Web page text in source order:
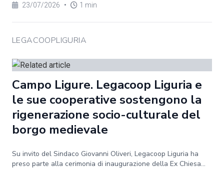
23/07/2026 • 1 min
LEGACOOPLIGURIA
Campo Ligure. Legacoop Liguria e
le sue cooperative sostengono la
rigenerazione socio-culturale del
borgo medievale
Su invito del Sindaco Giovanni Oliveri, Legacoop Liguria ha
preso parte alla cerimonia di inaugurazione della Ex Chiesa...